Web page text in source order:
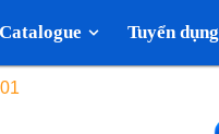
Catalogue Tuyển dụng